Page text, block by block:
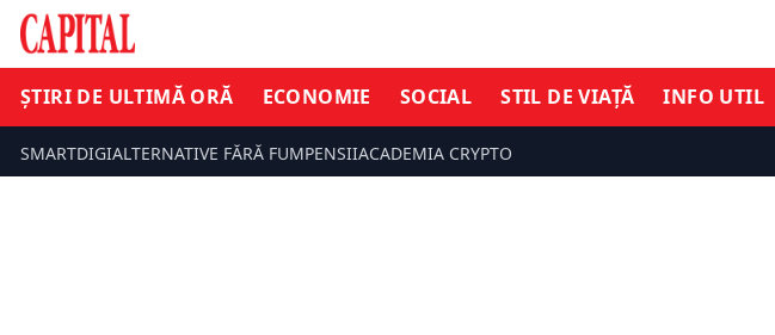
ȘTIRI DE ULTIMĂ ORĂ ECONOMIE SOCIAL STIL DE VIAȚĂ INFO UTIL
SMARTDIGIALTERNATIVE FĂRĂ FUMPENSIIACADEMIA CRYPTO